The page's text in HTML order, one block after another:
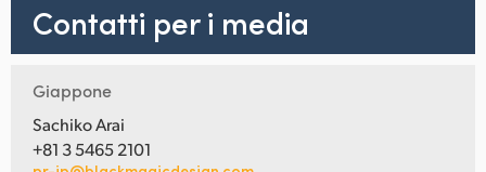
Contatti per i media
Giappone
Sachiko Arai
+81 3 5465 2101